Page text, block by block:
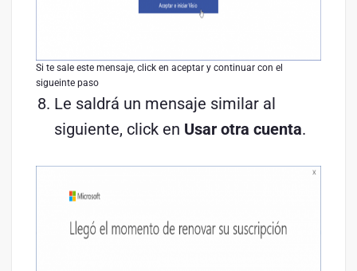
Si te sale este mensaje, click en aceptar y continuar con el
sigueinte paso
Le saldrá un mensaje similar al
siguiente, click en Usar otra cuenta.